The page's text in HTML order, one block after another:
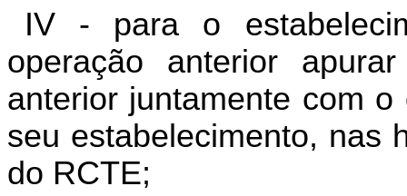
IV - para o
operação anterior
anterior juntamente com
seu estabelecimento, nas
do RCTE;